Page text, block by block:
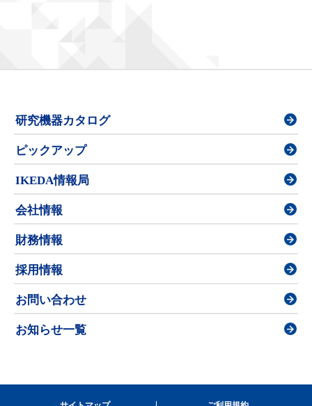
研究機器カタログ
ピックアップ
IKEDA情報局
会社情報
財務情報
採用情報
お問い合わせ
お知らせ一覧